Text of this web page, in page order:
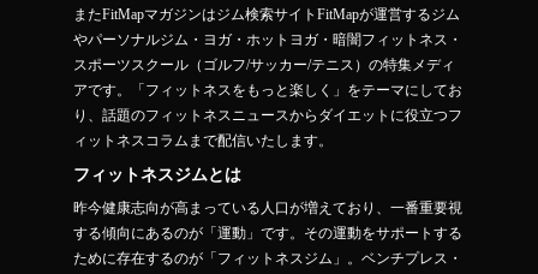
またFitMapマガジンはジム検索サイトFitMapが運営するジム
やパーソナルジム・ヨガ・ホットヨガ・暗闇フィットネス・
スポーツスクール（ゴルフ/サッカー/テニス）の特集メディ
アです。「フィットネスをもっと楽しく」をテーマにしてお
り、話題のフィットネスニュースからダイエットに役立つフ
ィットネスコラムまで配信いたします。
フィットネスジムとは
昨今健康志向が高まっている人口が増えており、一番重要視
する傾向にあるのが「運動」です。その運動をサポートする
ために存在するのが「フィットネスジム」。ベンチプレス・